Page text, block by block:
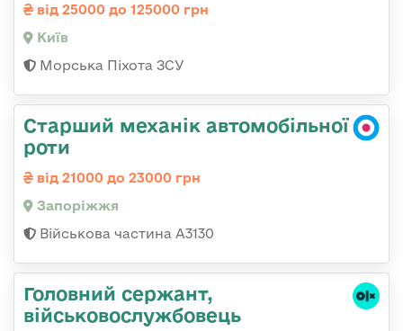
від 25000 до 125000 грн
Київ
Морська Піхота ЗСУ
Старший механік автомобільної
роти
від 21000 до 23000 грн
Запоріжжя
Військова частина А3130
Головний сержант,
військовослужбовець